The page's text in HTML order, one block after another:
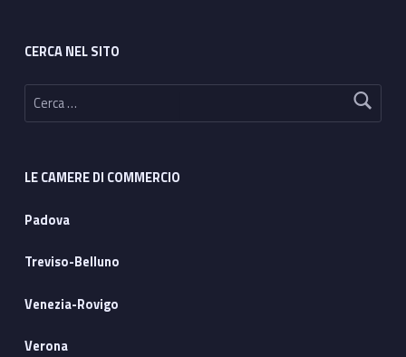
CERCA NEL SITO
Ricerca per:
LE CAMERE DI COMMERCIO
Padova
Treviso-Belluno
Venezia-Rovigo
Verona